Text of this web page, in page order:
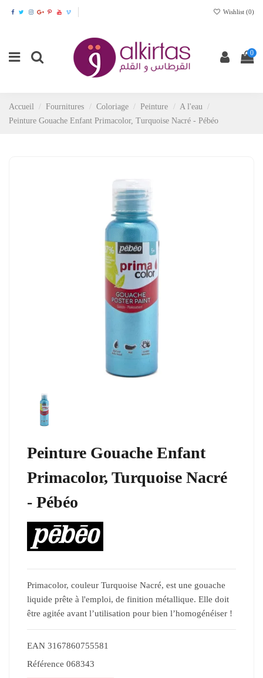
Wishlist (0)
0
Accueil Fournitures Coloriage Peinture
A l'eau
Peinture Gouache Enfant Primacolor, Turquoise Nacré - Pébéo
Peinture Gouache Enfant
Primacolor, Turquoise Nacré
- Pébéo
Primacolor, couleur Turquoise Nacré, est une gouache
liquide prête à l'emploi, de finition métallique. Elle doit
être agitée avant l’utilisation pour bien l’homogénéiser !
EAN 3167860755581
Référence 068343